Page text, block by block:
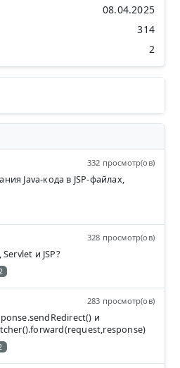
08.04.2025
314
2
332 просмотр(ов)
Java-кода в JSP-файлах,
328 просмотр(ов)
и JSP?
283 просмотр(ов)
и